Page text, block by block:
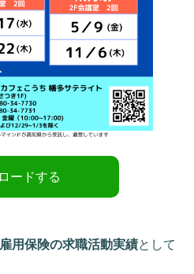
雇用保険の求職活動実績として